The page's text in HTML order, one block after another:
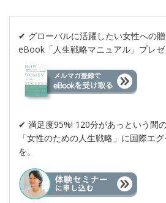
✔︎ グローバルに活躍したい女性への
eBook「人生戦略マニュアル」プレゼ
✔︎ 満足度95%! 120分があっという間
「女性のための人生戦略」に国際エ
を。